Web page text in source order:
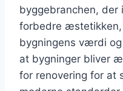
byggebranchen, der
forbedre æstetikken,
bygningens værdi
at bygninger bliver
for renovering for at